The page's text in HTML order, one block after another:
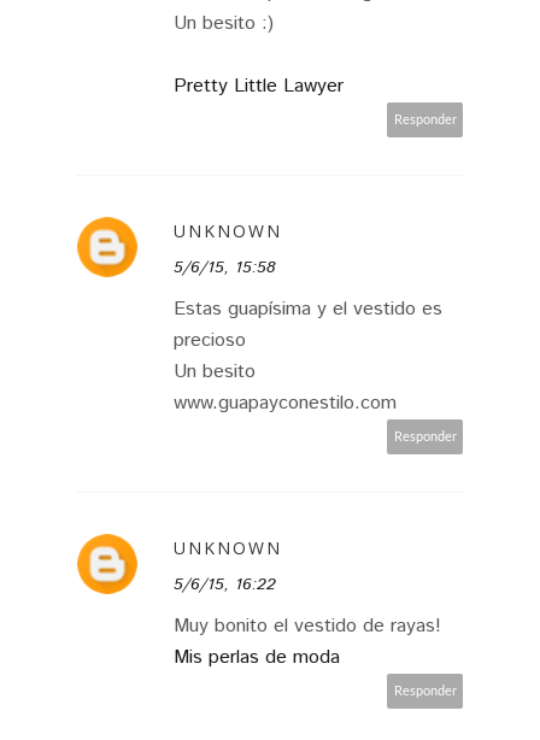
Un besito :)
Pretty Little Lawyer
Responder
UNKNOWN
5/6/15, 15:58
Estas guapísima y el vestido es
precioso
Un besito
www.guapayconestilo.com
Responder
UNKNOWN
5/6/15, 16:22
Muy bonito el vestido de rayas!
Mis perlas de moda
Responder